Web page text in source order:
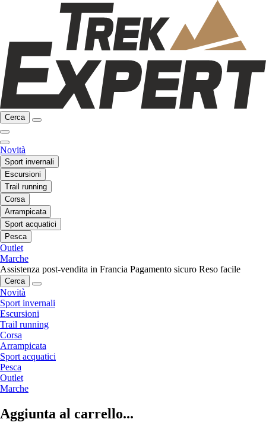
Cerca
Novità
Sport invernali
Escursioni
Trail running
Corsa
Arrampicata
Sport acquatici
Pesca
Outlet
Marche
Assistenza post-vendita in Francia Pagamento sicuro Reso facile
Cerca
Novità
Sport invernali
Escursioni
Trail running
Corsa
Arrampicata
Sport acquatici
Pesca
Outlet
Marche
Aggiunta al carrello...